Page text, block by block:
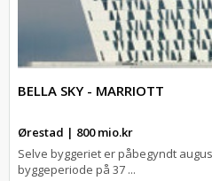
BELLA SKY - MARRIOTT
Ørestad | 800 mio.kr
Selve byggeriet er påbegyndt
byggeperiode på 37 ...